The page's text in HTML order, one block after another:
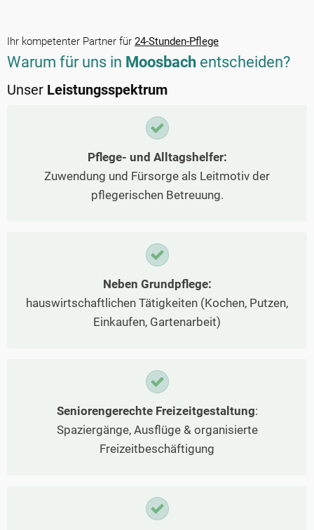
Ihr kompetenter Partner für 24-Stunden-Pflege
Warum für uns in Moosbach entscheiden?
Unser Leistungsspektrum
Pflege- und Alltagshelfer:
Zuwendung und Fürsorge als Leitmotiv der
pflegerischen Betreuung.
Neben Grundpflege:
hauswirtschaftlichen Tätigkeiten (Kochen, Putzen,
Einkaufen, Gartenarbeit)
Seniorengerechte Freizeitgestaltung:
Spaziergänge, Ausflüge & organisierte
Freizeitbeschäftigung